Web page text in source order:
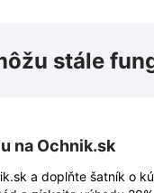
stále
na Ochnik.sk
a doplňte šatník o